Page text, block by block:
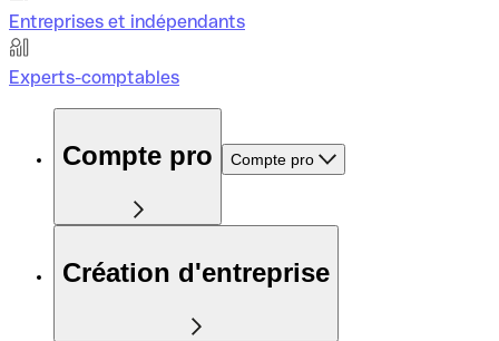
Entreprises et indépendants
Experts-comptables
Compte pro Compte pro
Création d'entreprise